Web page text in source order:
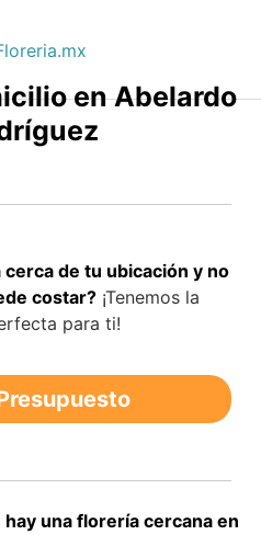
en Abelardo
de tu ubicación y no
costar? ¡Tenemos la
para ti!
una florería cercana en